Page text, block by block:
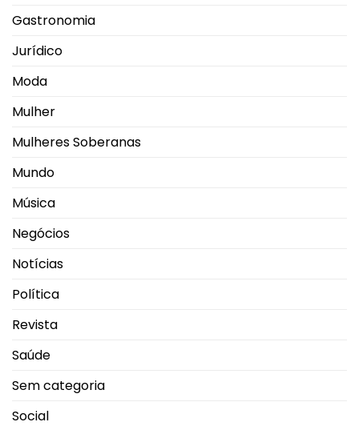
Gastronomia
Jurídico
Moda
Mulher
Mulheres Soberanas
Mundo
Música
Negócios
Notícias
Política
Revista
Saúde
Sem categoria
Social